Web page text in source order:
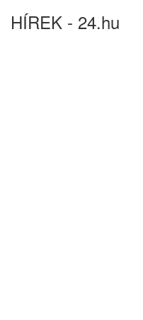
HÍREK - 24.hu